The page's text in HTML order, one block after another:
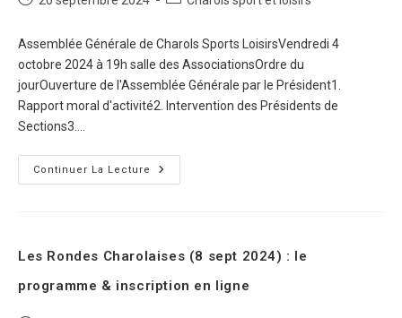
Assemblée Générale de Charols Sports LoisirsVendredi 4
octobre 2024 à 19h salle des AssociationsOrdre du
jourOuverture de l'Assemblée Générale par le Président1.
Rapport moral d'activité2. Intervention des Présidents de
Sections3.…
Continuer La Lecture
Les Rondes Charolaises (8 sept 2024) : le
programme & inscription en ligne